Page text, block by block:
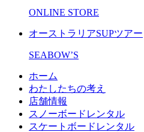
ONLINE STORE
オーストラリアSUPツアー
SEABOW’S
ホーム
わたしたちの考え
店舗情報
スノーボードレンタル
スケートボードレンタル